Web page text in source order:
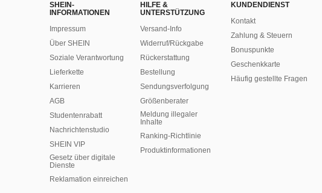
SHEIN-
INFORMATIONEN
Impressum
Über SHEIN
Soziale Verantwortung
Lieferkette
Karrieren
AGB
Studentenrabatt
Nachrichtenstudio
SHEIN VIP
Gesetz über digitale
Dienste
Reklamation einreichen
HILFE &
UNTERSTÜTZUNG
Versand-Info
Widerruf/Rückgabe
Rückerstattung
Bestellung
Sendungsverfolgung
Größenberater
Meldung illegaler
Inhalte
Ranking-Richtlinie
​Produktinformationen
KUNDENDIENST
Kontakt
Zahlung & Steuern
Bonuspunkte
Geschenkkarte
Häufig gestellte Fragen